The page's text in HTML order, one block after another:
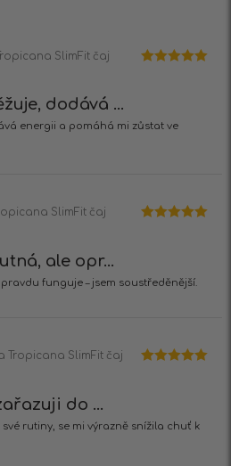
SlimFit čaj
dodává ...
energii a pomáhá mi zůstat ve
SlimFit čaj
ale opr...
funguje – jsem soustředěnější.
Tropicana SlimFit čaj
do ...
rutiny, se mi výrazně snížila chuť k